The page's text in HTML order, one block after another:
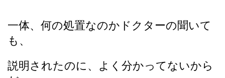
一体、何の処置なのかドクターの聞いて
も、
説明されたのに、よく分かってないから